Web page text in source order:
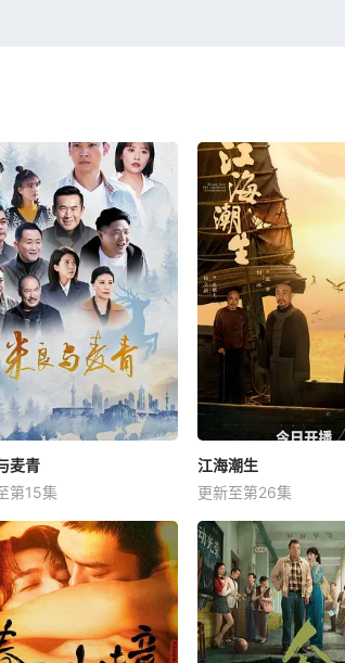
麦青
第15集
江海潮生
更新至第26集